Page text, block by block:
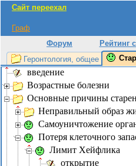
Сайт переехал
Граф
Форум
Рейтинг
Геронтология, общее
введение
Возрастные болезни
Основные причины
Неправильный образ
Самоуничтожение
Потеря клеточного
Лимит Хейфлика
открытие